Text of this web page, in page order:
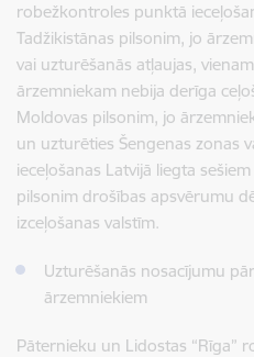
robežkontroles punktā
Tadžikistānas pilsonim, jo
vai uzturēšanās atļaujas,
ārzemniekam nebija derīga
Moldovas pilsonim, jo
un uzturēties Šengenas zonas
ieceļošanas Latvijā liegta
pilsonim drošības apsvērumu
izceļošanas valstīm.
Uzturēšanās nosacījumu
ārzemniekiem
Pāternieku un Lidostas “Rīga”